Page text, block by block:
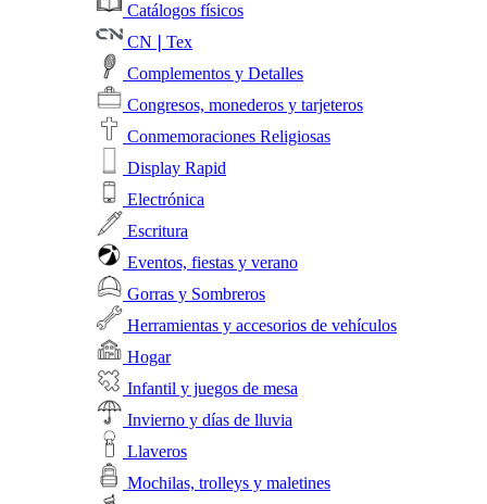
Catálogos físicos
CN❘Tex
Complementos y Detalles
Congresos, monederos y tarjeteros
Conmemoraciones Religiosas
Display Rapid
Electrónica
Escritura
Eventos, fiestas y verano
Gorras y Sombreros
Herramientas y accesorios de vehículos
Hogar
Infantil y juegos de mesa
Invierno y días de lluvia
Llaveros
Mochilas, trolleys y maletines